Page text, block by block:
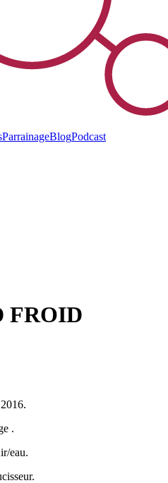
ParrainageBlogPodcast
FROID
.
eau.